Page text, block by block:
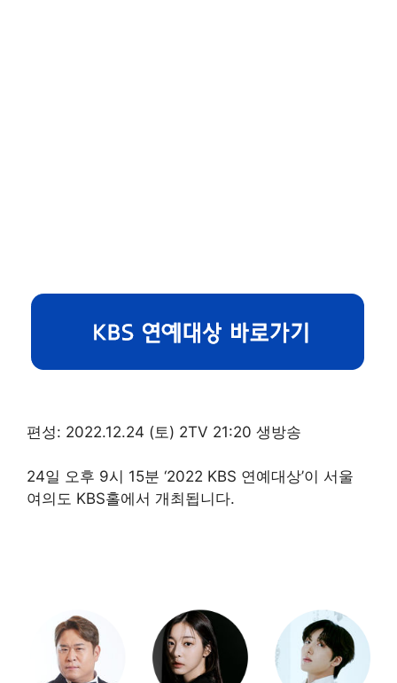
편성: 2022.12.24 (토) 2TV 21:20 생방송
24일 오후 9시 15분 ‘2022 KBS 연예대상’이 서울
여의도 KBS홀에서 개최됩니다.